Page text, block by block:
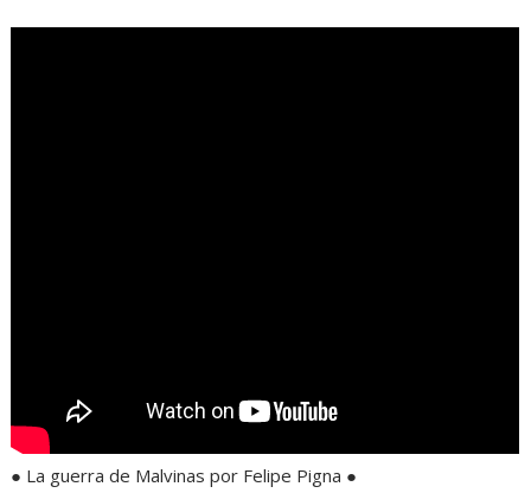
● La guerra de Malvinas por Felipe Pigna ●